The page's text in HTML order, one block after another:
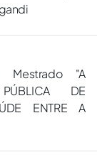
Mestrado "A
DE
ENTRE A